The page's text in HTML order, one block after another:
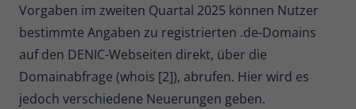
Vorgaben im zweiten Quartal 2025 können Nutzer
bestimmte Angaben zu registrierten .de-Domains
auf den DENIC-Webseiten direkt, über die
Domainabfrage (whois [2]), abrufen. Hier wird es
jedoch verschiedene Neuerungen geben.